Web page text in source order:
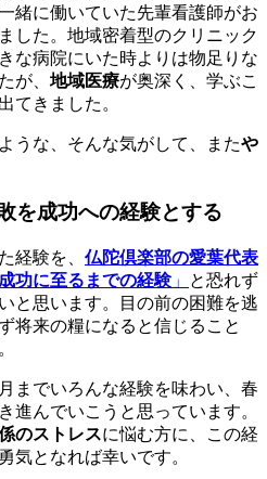
緒に働いていた先輩看護師がお
した。地域密着型のクリニック
な病院にいた時よりは物足りな
が、 地域医療が奥深く、学ぶこ
てきました。
うな、そんな気がして、またや
を成功への経験とする
経験を、 仏陀倶楽部の愛葉代表
成功に至るまでの経験」
と恐れず
と思います。目の前の困難を逃
将来の糧になると信じること
までいろんな経験を味わい、春
進んでいこうと思っています。
のストレスに悩む方に、この経
気となれば幸いです。